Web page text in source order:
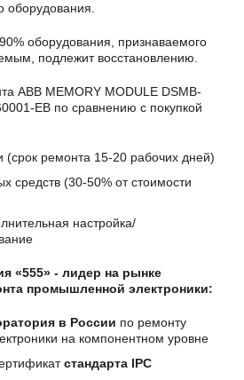
оборудования.
оборудования, признаваемого
подлежит восстановлению.
ABB MEMORY MODULE DSMB-
EB по сравнению с покупкой
ремонта 15-20 рабочих дней)
средств (30-50% от стоимости
настройка/
«555» - лидер на рынке
промышленной электроники:
в России по ремонту
на компонентном уровне
стандарта IPC